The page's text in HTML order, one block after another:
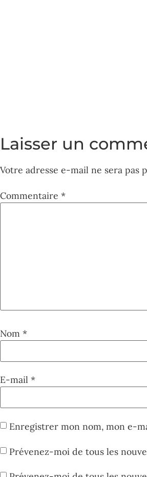
Laisser un
Votre adresse e-mail ne sera pas
Commentaire *
Nom *
E-mail *
Enregistrer mon nom, mon e-
Prévenez-moi de tous les